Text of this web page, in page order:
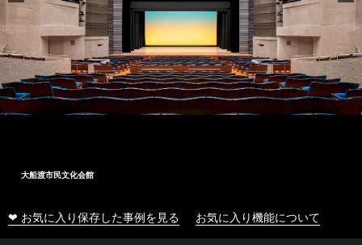
大船渡市民文化会館
❤ お気に入り保存した事例を見る お気に入り機能について